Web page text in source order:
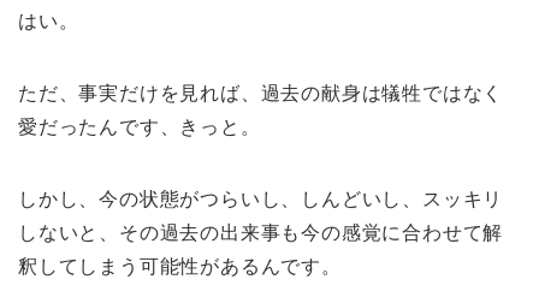
はい。
ただ、事実だけを見れば、過去の献身は犠牲ではなく
愛だったんです、きっと。
しかし、今の状態がつらいし、しんどいし、スッキリ
しないと、その過去の出来事も今の感覚に合わせて解
釈してしまう可能性があるんです。